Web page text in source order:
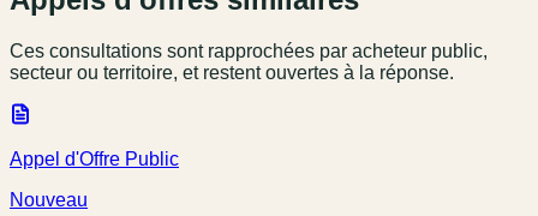
Ces consultations sont rapprochées par acheteur public,
secteur ou territoire, et restent ouvertes à la réponse.
Appel d'Offre Public
Nouveau